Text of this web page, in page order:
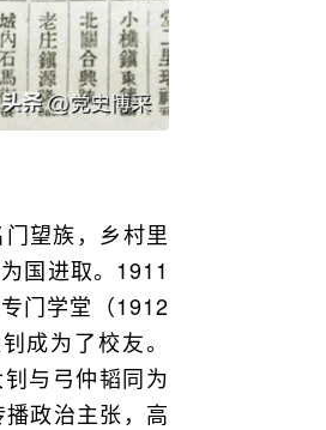
望族，乡村里
国进取。1911
门学堂（1912
成为了校友。
与弓仲韬同为
政治主张，高